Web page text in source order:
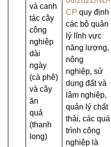
và canh
tác cây
công
nghiệp
dài
ngày
(cà phê)
và cây
ăn
quả
(thanh
long)
CP quy định
các bộ quản
lý lĩnh vực
năng lượng,
nông
nghiệp, sử
dụng đất và
lâm nghiệp,
quản lý chất
thải, các quá
trình công
nghiệp là